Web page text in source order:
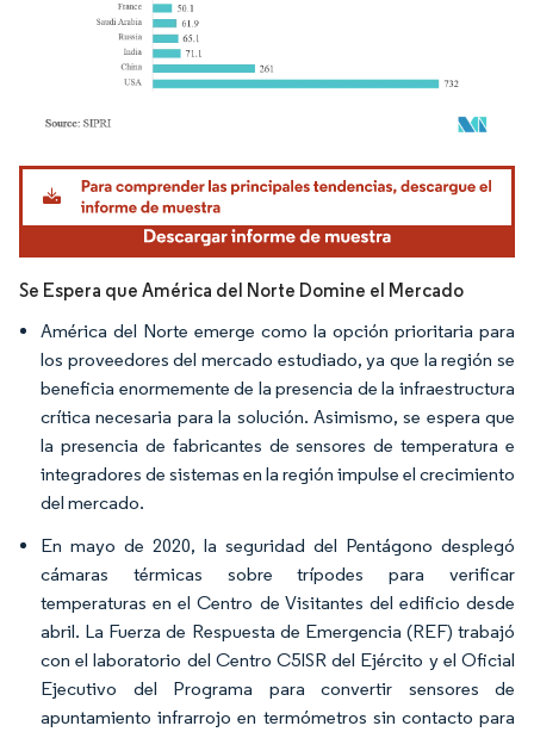
Imagen © Mordor Intelligence. El uso requiere atribución según CC BY 4.0.
Se Espera que América del Norte Domine el Mercado
América del Norte emerge como la opción prioritaria para
los proveedores del mercado estudiado, ya que la región se
beneficia enormemente de la presencia de la infraestructura
crítica necesaria para la solución. Asimismo, se espera que
la presencia de fabricantes de sensores de temperatura e
integradores de sistemas en la región impulse el crecimiento
del mercado.
En mayo de 2020, la seguridad del Pentágono desplegó
cámaras térmicas sobre trípodes para verificar
temperaturas en el Centro de Visitantes del edificio desde
abril. La Fuerza de Respuesta de Emergencia (REF) trabajó
con el laboratorio del Centro C5ISR del Ejército y el Oficial
Ejecutivo del Programa para convertir sensores de
apuntamiento infrarrojo en termómetros sin contacto para